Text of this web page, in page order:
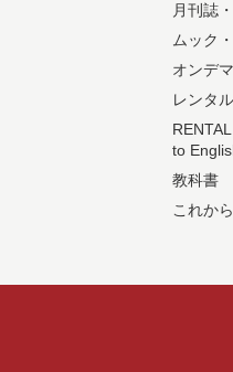
月刊誌
ムック
オンデ
レンタ
to
教科書
これか